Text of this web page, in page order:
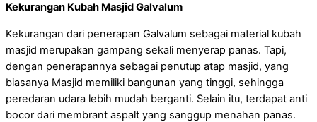
Kekurangan Kubah Masjid Galvalum
Kekurangan dari penerapan Galvalum sebagai material kubah
masjid merupakan gampang sekali menyerap panas. Tapi,
dengan penerapannya sebagai penutup atap masjid, yang
biasanya Masjid memiliki bangunan yang tinggi, sehingga
peredaran udara lebih mudah berganti. Selain itu, terdapat anti
bocor dari membrant aspalt yang sanggup menahan panas.